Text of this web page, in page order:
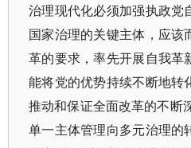
治理现代化必须加强执政党
国家治理的关键主体，应该
革的要求，率先开展自我革
能将党的优势持续不断地转
推动和保证全面改革的不断
单一主体管理向多元治理的